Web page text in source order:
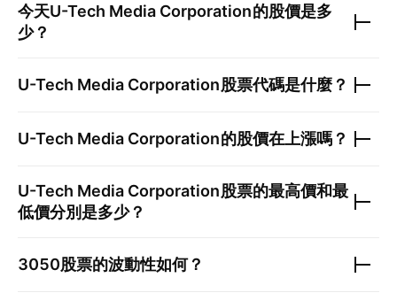
今天U-Tech Media Corporation的股價是多
少？
U-Tech Media Corporation股票代碼是什麼？
U-Tech Media Corporation的股價在上漲嗎？
U-Tech Media Corporation股票的最高價和最
低價分別是多少？
3050股票的波動性如何？